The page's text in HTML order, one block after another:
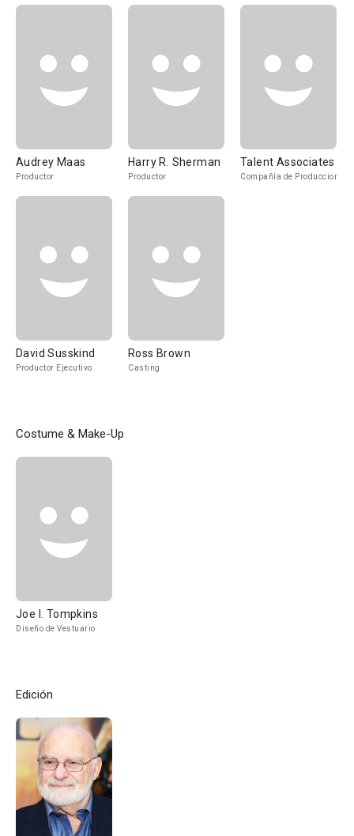
Audrey Maas
Productor
Harry R. Sherman
Productor
Talent Associates
Compañía de Produccion
David Susskind
Productor Ejecutivo
Ross Brown
Casting
Costume & Make-Up
Joe I. Tompkins
Diseño de Vestuario
Edición